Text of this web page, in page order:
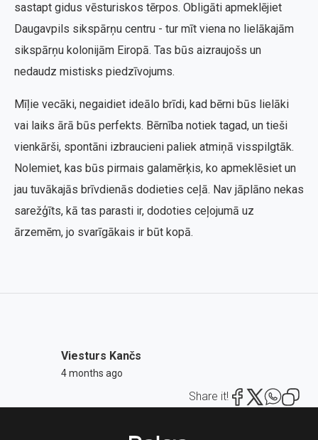
sastapt gidus vēsturiskos tērpos. Obligāti apmeklējiet
Daugavpils sikspārņu centru - tur mīt viena no lielākajām
sikspārņu kolonijām Eiropā. Tas būs aizraujošs un
nedaudz mistisks piedzīvojums.
Mīļie vecāki, negaidiet ideālo brīdi, kad bērni būs lielāki
vai laiks ārā būs perfekts. Bērnība notiek tagad, un tieši
vienkārši, spontāni izbraucieni paliek atmiņā visspilgtāk.
Nolemiet, kas būs pirmais galamērķis, ko apmeklēsiet un
jau tuvākajās brīvdienās dodieties ceļā. Nav jāplāno nekas
sarežģīts, kā tas parasti ir, dodoties ceļojumā uz
ārzemēm, jo svarīgākais ir būt kopā.
Viesturs Kančs
4 months ago
Share it!